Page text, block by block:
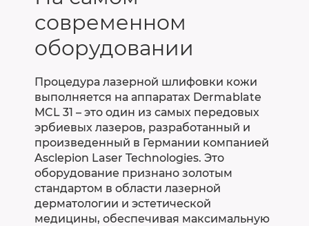
современном
оборудовании
Процедура лазерной шлифовки кожи
выполняется на аппаратах Dermablate
MCL 31 – это один из самых передовых
эрбиевых лазеров, разработанный и
произведенный в Германии компанией
Asclepion Laser Technologies. Это
оборудование признано золотым
стандартом в области лазерной
дерматологии и эстетической
медицины, обеспечивая максимальную